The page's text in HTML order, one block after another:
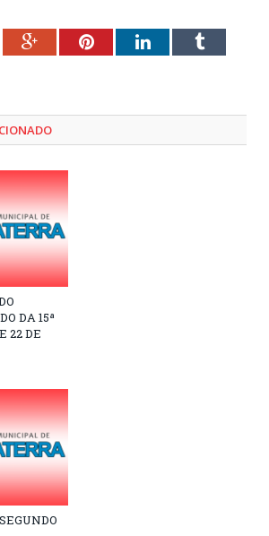
Google+PinterestLinkedInTumblr
DA 15ª
22 DE